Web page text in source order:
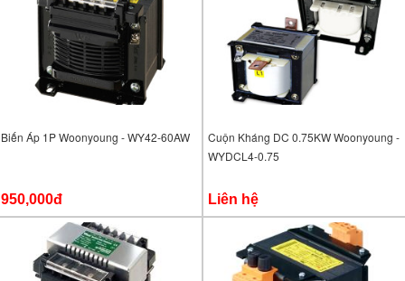
Biến Áp 1P Woonyoung - WY42-60AW
950,000đ
Cuộn Kháng DC 0.75KW Woonyoung -
WYDCL4-0.75
Liên hệ